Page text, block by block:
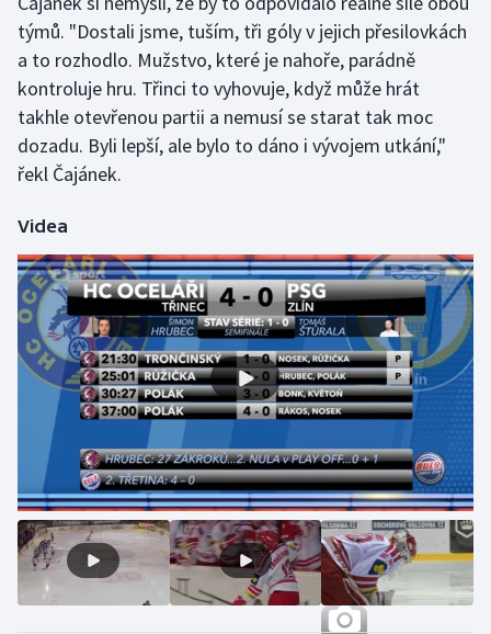
Rychlostní kanoistika
Short track
Sportovní střelba
Stolní tenis
Veslování
Vodní slalom
Volejbal
Ostatní
týmů. "Dostali jsme, tuším, tři góly v jejich přesilovkách
a to rozhodlo. Mužstvo, které je nahoře, parádně
kontroluje hru. Třinci to vyhovuje, když může hrát
takhle otevřenou partii a nemusí se starat tak moc
dozadu. Byli lepší, ale bylo to dáno i vývojem utkání,"
řekl Čajánek.
Videa